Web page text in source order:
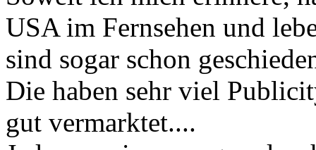
USA im Fernsehen und
sind sogar schon
Die haben sehr viel
gut vermarktet....